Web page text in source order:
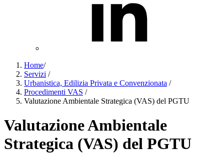
Home/
Servizi /
Urbanistica, Edilizia Privata e Convenzionata /
Procedimenti VAS /
Valutazione Ambientale Strategica (VAS) del PGTU
Valutazione Ambientale
Strategica (VAS) del PGTU